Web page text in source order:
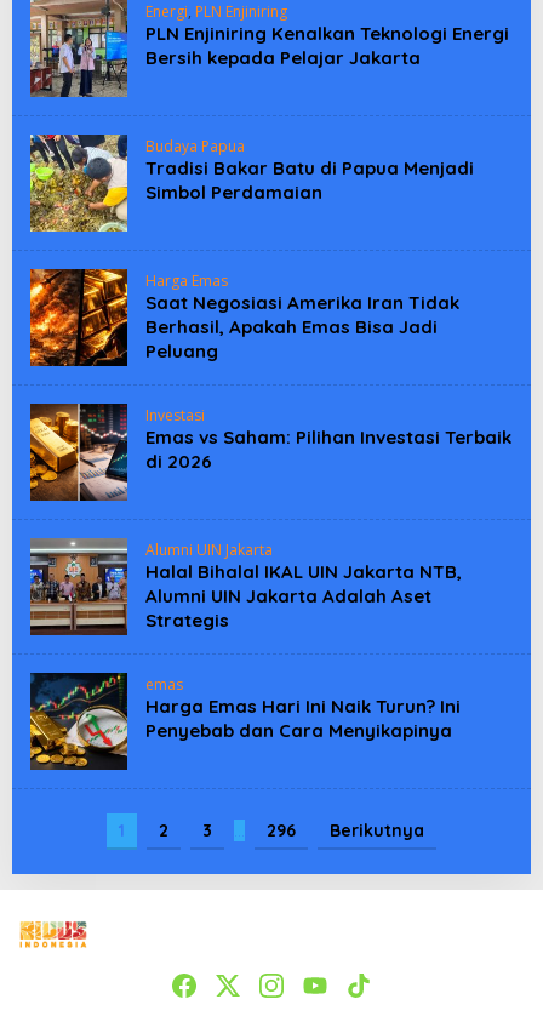
Energi, PLN Enjiniring
PLN Enjiniring Kenalkan Teknologi Energi
Bersih kepada Pelajar Jakarta
Budaya Papua
Tradisi Bakar Batu di Papua Menjadi
Simbol Perdamaian
Harga Emas
Saat Negosiasi Amerika Iran Tidak
Berhasil, Apakah Emas Bisa Jadi
Peluang
Investasi
Emas vs Saham: Pilihan Investasi Terbaik
di 2026
Alumni UIN Jakarta
Halal Bihalal IKAL UIN Jakarta NTB,
Alumni UIN Jakarta Adalah Aset
Strategis
emas
Harga Emas Hari Ini Naik Turun? Ini
Penyebab dan Cara Menyikapinya
1 2 3 … 296 Berikutnya